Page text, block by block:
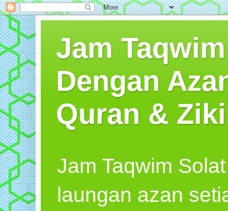
Jam
Dengan
Quran &
Jam Taqwim
laungan azan